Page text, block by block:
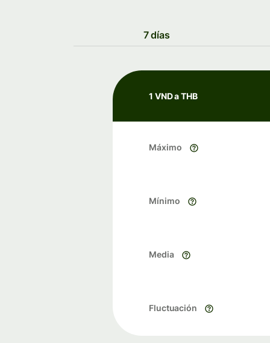
7 días
1 VND a THB
Máximo
Mínimo
Media
Fluctuación